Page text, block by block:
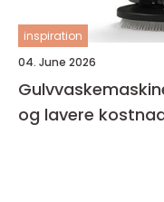
inspiration
04. June 2026
og lavere